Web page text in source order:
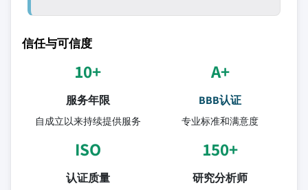
信任与可信度
10+
服务年限
自成立以来持续提供服务
A+
BBB认证
专业标准和满意度
ISO
认证质量
150+
研究分析师